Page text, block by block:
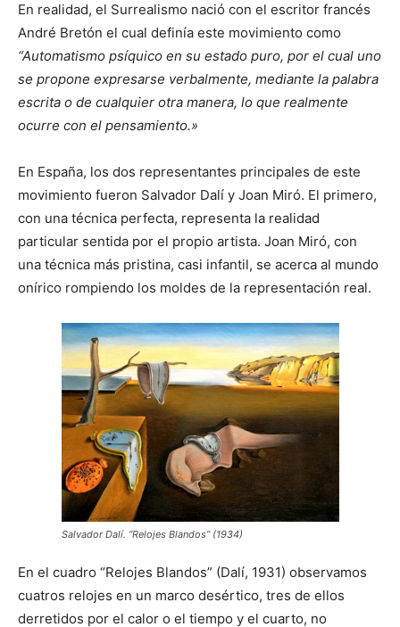
En realidad, el Surrealismo nació con el escritor francés
André Bretón el cual definía este movimiento como
“Automatismo psíquico en su estado puro, por el cual uno
se propone expresarse verbalmente, mediante la palabra
escrita o de cualquier otra manera, lo que realmente
ocurre con el pensamiento.»
En España, los dos representantes principales de este
movimiento fueron Salvador Dalí y Joan Miró. El primero,
con una técnica perfecta, representa la realidad
particular sentida por el propio artista. Joan Miró, con
una técnica más pristina, casi infantil, se acerca al mundo
onírico rompiendo los moldes de la representación real.
Salvador Dalí. “Relojes Blandos” (1934)
En el cuadro “Relojes Blandos” (Dalí, 1931) observamos
cuatros relojes en un marco desértico, tres de ellos
derretidos por el calor o el tiempo y el cuarto, no